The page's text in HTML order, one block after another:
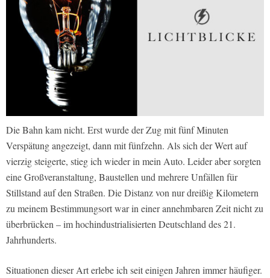
Die Bahn kam nicht. Erst wurde der Zug mit fünf Minuten
Verspätung angezeigt, dann mit fünfzehn. Als sich der Wert auf
vierzig steigerte, stieg ich wieder in mein Auto. Leider aber sorgten
eine Großveranstaltung, Baustellen und mehrere Unfällen für
Stillstand auf den Straßen. Die Distanz von nur dreißig Kilometern
zu meinem Bestimmungsort war in einer annehmbaren Zeit nicht zu
überbrücken – im hochindustrialisierten Deutschland des 21.
Jahrhunderts.
Situationen dieser Art erlebe ich seit einigen Jahren immer häufiger.